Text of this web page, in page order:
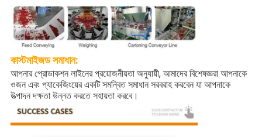
কাস্টমাইজড সমাধান:
আপনার প্রোডাকশন লাইনের প্রয়োজনীয়তা অনুযায়ী, আমাদের বিশেষজ্ঞরা আপনাকে
ওজন এবং প্যাকেজিংয়ের একটি সমন্বিত সমাধান সরবরাহ করবেন যা আপনাকে
উত্পাদন দক্ষতা উন্নত করতে সহায়তা করবে।